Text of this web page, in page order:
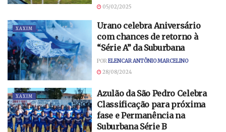
05/02/2025
XAXIM
Urano celebra Aniversário
com chances de retorno à
“Série A” da Suburbana
PORELENCAR ANTÔNIO MARCELINO
28/08/2024
XAXIM
Azulão da São Pedro Celebra
Classificação para próxima
fase e Permanência na
Suburbana Série B